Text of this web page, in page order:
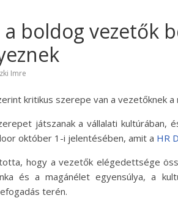
a boldog vezetők
Imre
kritikus szerepe van a vezetőknek a
játszanak a vállalati kultúrában,
október 1-i jelentésében, amit a HR
hogy a vezetők elégedettsége
és a magánélet egyensúlya, a
terén.